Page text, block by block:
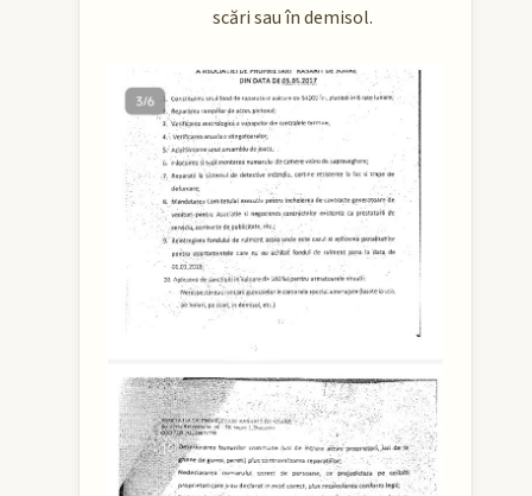
scări sau în demisol.